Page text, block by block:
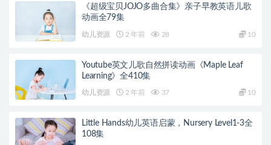
《超级宝贝JOJO多曲合集》亲子早教英语儿歌
动画全79集
幼儿资源 2 年前 28 10
Youtube英文儿歌自然拼读动画《Maple Leaf
Learning》全410集
幼儿资源 2 年前 37 10
Little Hands幼儿英语启蒙，Nursery Level1-3全
108集